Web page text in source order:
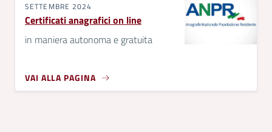
SETTEMBRE 2024
Certificati anagrafici on line
in maniera autonoma e gratuita
VAI ALLA PAGINA